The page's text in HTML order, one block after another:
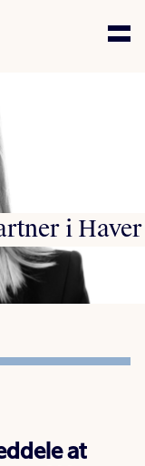
i Haver
at